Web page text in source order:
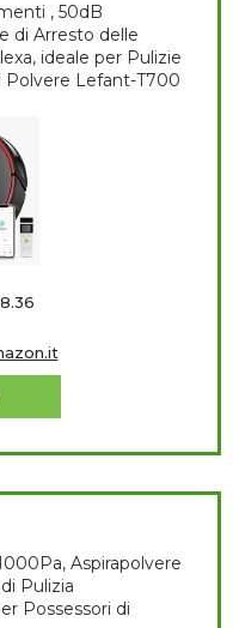
, 50dB
di Arresto delle
ideale per Pulizie
Polvere Lefant-T700
8.36
Aspirapolvere
Pulizia
Possessori di